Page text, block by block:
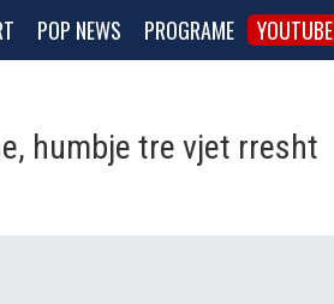
POP NEWS PROGRAME YOUTUBE
humbje tre vjet rresht